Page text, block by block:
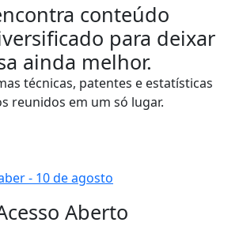
conteúdo
para deixar
ainda melhor.
técnicas, patentes e estatísticas
reunidos em um só lugar.
Aberto